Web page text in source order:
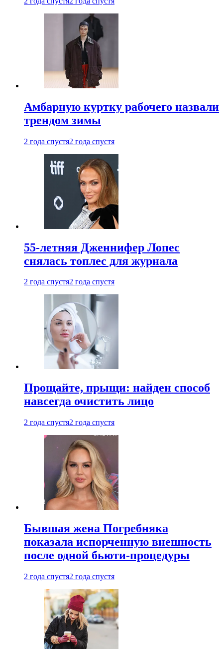
Амбарную куртку рабочего назвали
трендом зимы
2 года спустя2 года спустя
55-летняя Дженнифер Лопес
снялась топлес для журнала
2 года спустя2 года спустя
Прощайте, прыщи: найден способ
навсегда очистить лицо
2 года спустя2 года спустя
Бывшая жена Погребняка
показала испорченную внешность
после одной бьюти-процедуры
2 года спустя2 года спустя